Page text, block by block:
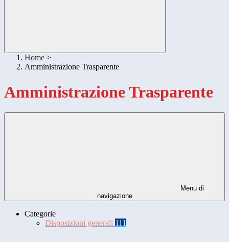
Home >
Amministrazione Trasparente
Amministrazione Trasparente
Menu di
navigazione
Categorie
Disposizioni generali 111